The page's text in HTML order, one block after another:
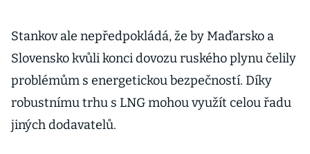
Stankov ale nepředpokládá, že by Maďarsko a
Slovensko kvůli konci dovozu ruského plynu čelily
problémům s energetickou bezpečností. Díky
robustnímu trhu s LNG mohou využít celou řadu
jiných dodavatelů.